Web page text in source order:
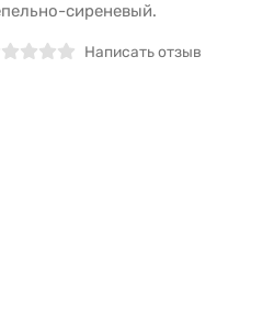
сиреневый.
Написать отзыв